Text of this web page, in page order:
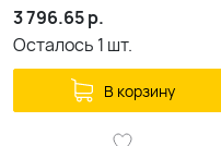
3 796.65р.
Осталось 1 шт.
В корзину